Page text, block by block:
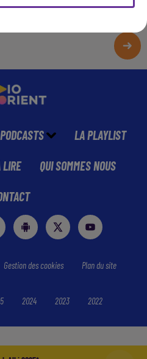
PODCASTS LA PLAYLIST
LIRE QUI SOMMES NOUS
Gestion des cookies Plan du site
2024 2023 2022